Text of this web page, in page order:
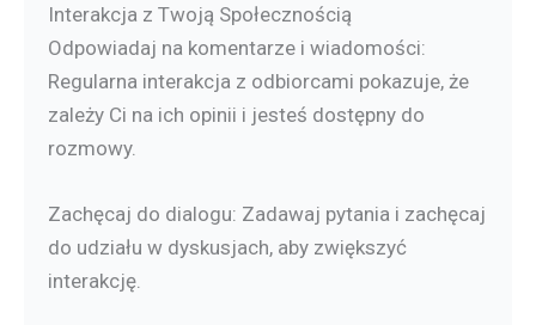
Interakcja z Twoją Społecznością
Odpowiadaj na komentarze i wiadomości:
Regularna interakcja z odbiorcami pokazuje, że
zależy Ci na ich opinii i jesteś dostępny do
rozmowy.
Zachęcaj do dialogu: Zadawaj pytania i zachęcaj
do udziału w dyskusjach, aby zwiększyć
interakcję.